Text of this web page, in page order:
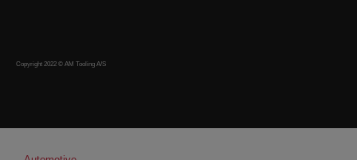
Copyright 2022 © AM Tooling A/S